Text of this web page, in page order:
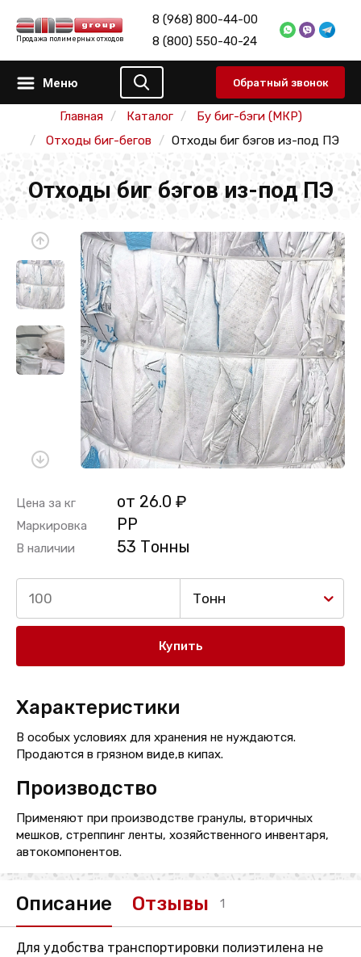
Продажа полимерных отходов
8 (968) 800-44-00
8 (800) 550-40-24
Меню Обратный звонок
Главная Каталог
Бу биг-бэги (МКР)
Отходы биг-бегов
Отходы биг бэгов из-под ПЭ
Отходы биг бэгов из-под ПЭ
Цена за кг от 26.0 ₽
Маркировка PP
В наличии 53 Тонны
Тонн
Купить
Характеристики
В особых условиях для хранения не нуждаются.
Продаются в грязном виде,в кипах.
Производство
Применяют при производстве гранулы, вторичных
мешков, стреппинг ленты, хозяйственного инвентаря,
автокомпонентов.
Описание Отзывы 1
Для удобства транспортировки полиэтилена не